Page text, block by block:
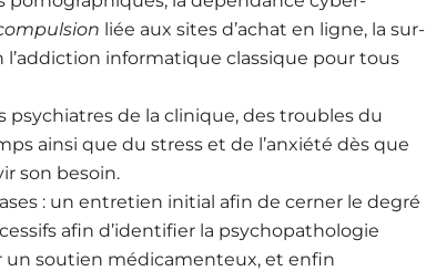
liée aux sites d’achat en ligne, la sur-
informatique classique pour tous
psychiatres de la clinique, des troubles du
ainsi que du stress et de l’anxiété dès que
son besoin.
: un entretien initial afin de cerner le degré
afin d’identifier la psychopathologie
soutien médicamenteux, et enfin